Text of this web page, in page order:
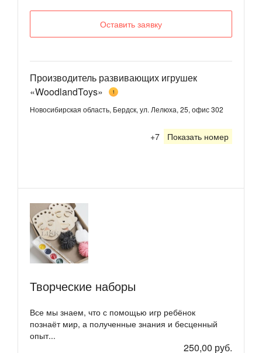
Оставить заявку
Производитель развивающих игрушек
«WoodlandToys»
1
Новосибирская область, Бердск, ул. Лелюха, 25, офис 302
+7 Показать номер
Творческие наборы
Все мы знаем, что с помощью игр ребёнок
познаёт мир, а полученные знания и бесценный
опыт...
250,00 руб.